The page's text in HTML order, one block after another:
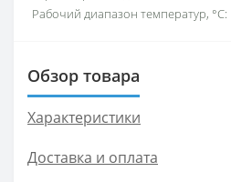
Рабочий диапазон температур, °С:
Обзор товара
Характеристики
Доставка и оплата